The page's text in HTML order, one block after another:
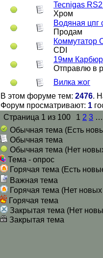
Tecnigas
Хром
Водяная цпг
Продам
Коммутатор
CDI
19мм
Отправлю в
Вилка жог
В этом форуме тем: 2476.
Форум просматривают: 1
Страница 1 из 100 1 2 3 …
Обычная тема (Есть
Обычная тема
Обычная тема (Нет
Тема - опрос
Горячая тема (Есть
Важная тема
Горячая тема (Нет
Горячая тема
Закрытая тема (Нет
Закрытая тема